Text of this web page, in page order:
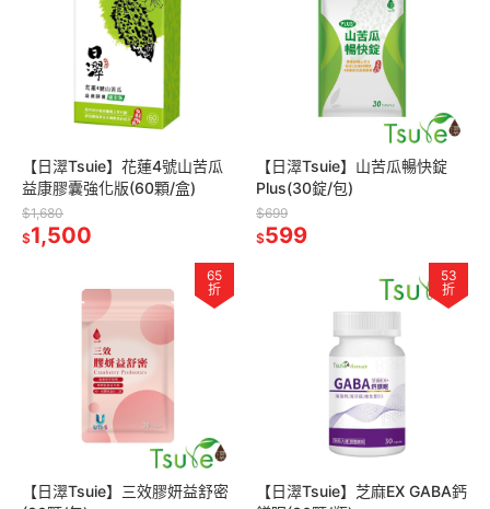
【日濢Tsuie】花蓮4號山苦瓜
益康膠囊強化版(60顆/盒)
$1,680
$1,500
【日濢Tsuie】山苦瓜暢快錠
Plus(30錠/包)
$699
$599
65
折
【日濢Tsuie】三效膠妍益舒密
53
折
【日濢Tsuie】芝麻EX GABA鈣